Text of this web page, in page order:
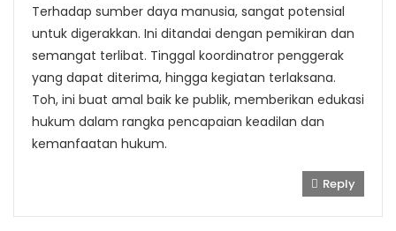
Terhadap sumber daya manusia, sangat potensial
untuk digerakkan. Ini ditandai dengan pemikiran dan
semangat terlibat. Tinggal koordinatror penggerak
yang dapat diterima, hingga kegiatan terlaksana.
Toh, ini buat amal baik ke publik, memberikan edukasi
hukum dalam rangka pencapaian keadilan dan
kemanfaatan hukum.
Reply